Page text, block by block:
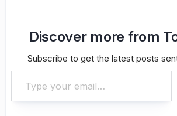
Discover more from
Subscribe to get the latest posts
Type your email…